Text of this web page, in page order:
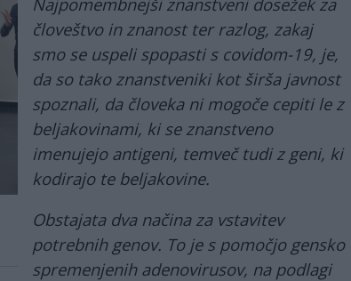
človeštvo in znanost ter razlog, zakaj
smo se uspeli spopasti s covidom-19, je,
da so tako znanstveniki kot širša javnost
spoznali, da človeka ni mogoče cepiti le z
beljakovinami, ki se znanstveno
imenujejo antigeni, temveč tudi z geni, ki
kodirajo te beljakovine.
Obstajata dva načina za vstavitev
potrebnih genov. To je s pomočjo gensko
spremenjenih adenovirusov, na podlagi